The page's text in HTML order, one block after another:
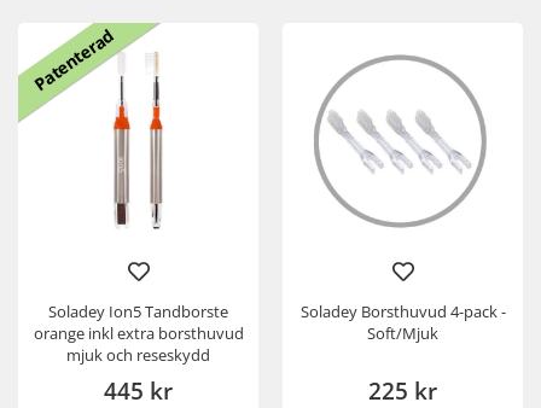
Patenterad
Soladey Ion5 Tandborste
orange inkl extra borsthuvud
mjuk och reseskydd
445 kr
Soladey Borsthuvud 4-pack -
Soft/Mjuk
225 kr